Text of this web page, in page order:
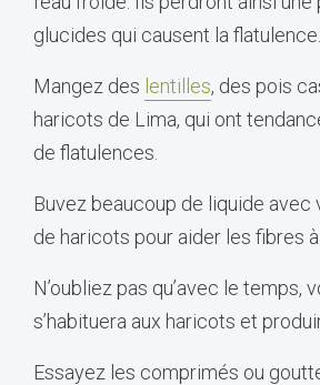
glucides qui causent la flatulence.
Mangez des lentilles, des pois
haricots de Lima, qui ont
de flatulences.
Buvez beaucoup de liquide avec
de haricots pour aider les fibres
N’oubliez pas qu’avec le temps,
s’habituera aux haricots et
Essayez les comprimés ou